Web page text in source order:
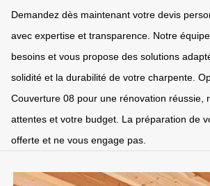
Demandez dès maintenant votre devis
avec expertise et transparence. Notre
besoins et vous propose des solutions
solidité et la durabilité de votre charpente.
Couverture 08 pour une rénovation réussie,
attentes et votre budget. La préparation de
offerte et ne vous engage pas.